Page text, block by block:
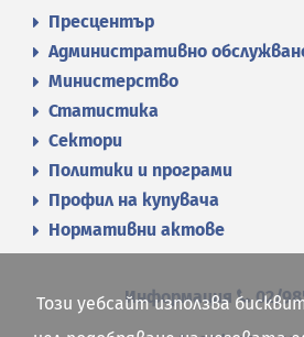
Пресцентър
Административно
Министерство
Статистика
Сектори
Политики и програми
Профил на купувача
Нормативни актове
Информация 02/
Този уебсайт използва